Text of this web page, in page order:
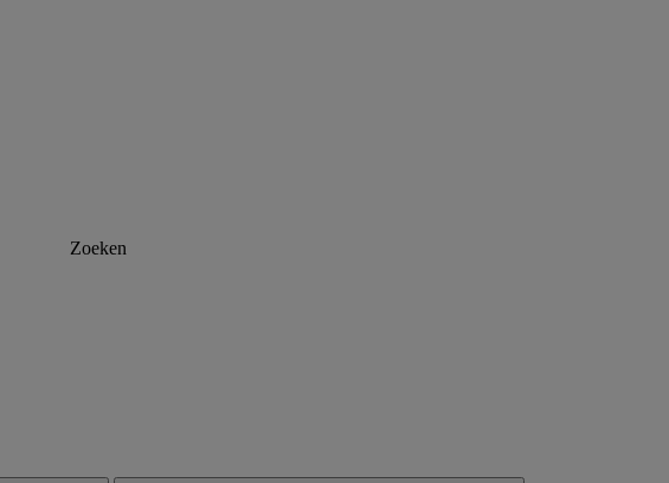
Zoeken